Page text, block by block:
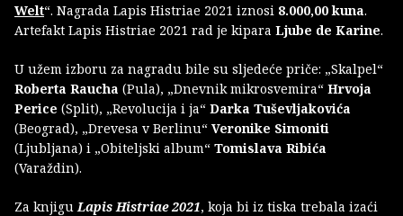
Welt“. Nagrada Lapis Histriae 2021 iznosi 8.000,00 kuna.
Artefakt Lapis Histriae 2021 rad je kipara Ljube de Karine.
U užem izboru za nagradu bile su sljedeće priče: „Skalpel“
Roberta Raucha (Pula), „Dnevnik mikrosvemira“ Hrvoja
Perice (Split), „Revolucija i ja“ Darka Tuševljakovića
(Beograd), „Drevesa v Berlinu“ Veronike Simoniti
(Ljubljana) i „Obiteljski album“ Tomislava Ribića
(Varaždin).
Za knjigu Lapis Histriae 2021, koja bi iz tiska trebala izaći